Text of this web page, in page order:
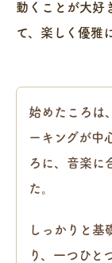
動くことが大好
て、楽しく優雅
始めたころは
ーキングが中
ろに、音楽に
た。
しっかりと基
り、一つひと